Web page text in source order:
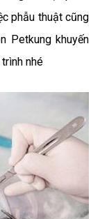
phẫu thuật cũng
Petkung khuyến
nhé